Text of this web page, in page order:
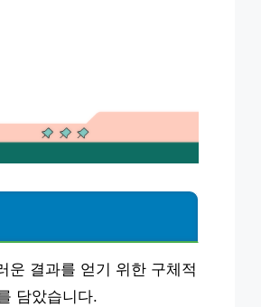
운 결과를 얻기 위한 구체적
담았습니다.